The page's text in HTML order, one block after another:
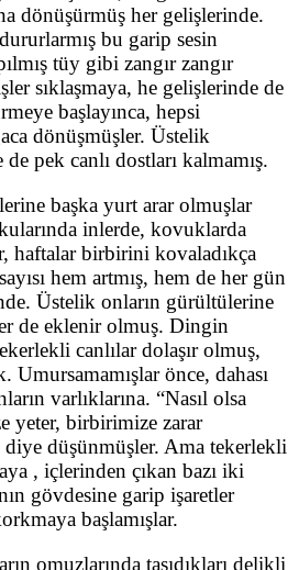
dönüşürmüş her gelişlerinde.
bu garip sesin
tüy gibi zangır zangır
sıklaşmaya, he gelişlerinde de
başlayınca, hepsi
dönüşmüşler. Üstelik
pek canlı dostları kalmamış.
başka yurt arar olmuşlar
inlerde, kovuklarda
haftalar birbirini kovaladıkça
hem artmış, hem de her gün
Üstelik onların gürültülerine
de eklenir olmuş. Dingin
canlılar dolaşır olmuş,
Umursamamışlar önce, dahası
varlıklarına. “Nasıl olsa
yeter, birbirimize zarar
düşünmüşler. Ama tekerlekli
, içlerinden çıkan bazı iki
gövdesine garip işaretler
başlamışlar.
omuzlarında taşıdıkları delikli